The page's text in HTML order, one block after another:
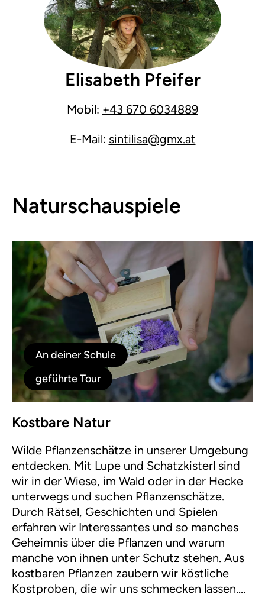
Elisabeth Pfeifer
Mobil: +43 670 6034889
E-Mail: sintilisa@gmx.at
Naturschauspiele
An deiner Schule
geführte Tour
Kostbare Natur
Wilde Pflanzenschätze in unserer Umgebung
entdecken. Mit Lupe und Schatzkisterl sind
wir in der Wiese, im Wald oder in der Hecke
unterwegs und suchen Pflanzenschätze.
Durch Rätsel, Geschichten und Spielen
erfahren wir Interessantes und so manches
Geheimnis über die Pflanzen und warum
manche von ihnen unter Schutz stehen. Aus
kostbaren Pflanzen zaubern wir köstliche
Kostproben, die wir uns schmecken lassen.